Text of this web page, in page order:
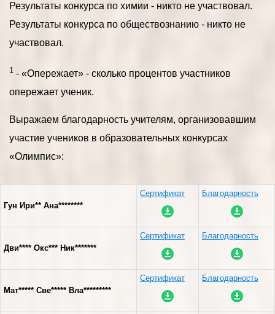
Результаты конкурса по химии - никто не участвовал.
Результаты конкурса по обществознанию - никто не
участвовал.
1 - «Опережает» - сколько процентов участников
опережает ученик.
Выражаем благодарность учителям, организовавшим
участие учеников в образовательных конкурсах
«Олимпис»:
Гун Ири** Ана********
Сертификат Благодарность
Дви**** Окс*** Ник*******
Сертификат Благодарность
Мат***** Све***** Вла*********
Сертификат Благодарность